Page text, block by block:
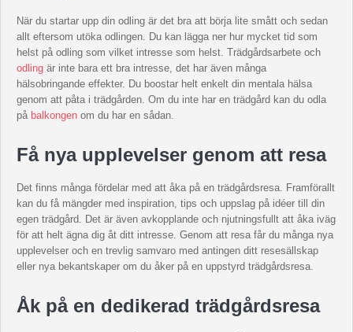
När du startar upp din odling är det bra att börja lite smått och sedan
allt eftersom utöka odlingen. Du kan lägga ner hur mycket tid som
helst på odling som vilket intresse som helst. Trädgårdsarbete och
odling är inte bara ett bra intresse, det har även många
hälsobringande effekter. Du boostar helt enkelt din mentala hälsa
genom att påta i trädgården. Om du inte har en trädgård kan du odla
på balkongen om du har en sådan.
Få nya upplevelser genom att resa
Det finns många fördelar med att åka på en trädgårdsresa. Framförallt
kan du få mängder med inspiration, tips och uppslag på idéer till din
egen trädgård. Det är även avkopplande och njutningsfullt att åka iväg
för att helt ägna dig åt ditt intresse. Genom att resa får du många nya
upplevelser och en trevlig samvaro med antingen ditt resesällskap
eller nya bekantskaper om du åker på en uppstyrd trädgårdsresa.
Åk på en dedikerad trädgårdsresa